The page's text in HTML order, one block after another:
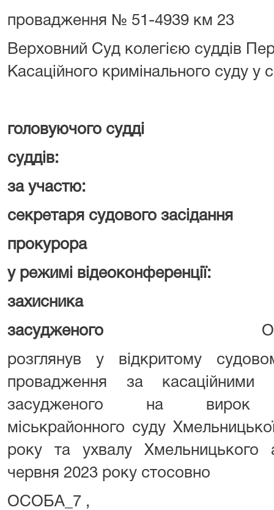
провадження № 51-4939 км 23
Верховний Суд колегією суддів
Касаційного кримінального суду у
головуючого судді
суддів:
за участю:
секретаря судового засідання
прокурора
у режимі відеоконференції:
захисника
засудженого
розглянув у відкритому
провадження за касаційними
засудженого на вирок
міськрайонного суду
року та ухвалу Хмельницького
червня 2023 року стосовно
ОСОБА_7 ,